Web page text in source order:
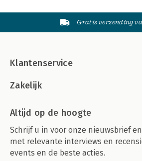
Gratis verzending
Klantenservice
Zakelijk
Altijd op de hoogte
Schrijf u in voor onze nieuwsbrief
met relevante interviews en
events en de beste acties.